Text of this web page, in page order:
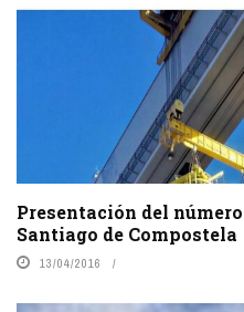
Presentación del
Santiago de Compostela
13/04/2016